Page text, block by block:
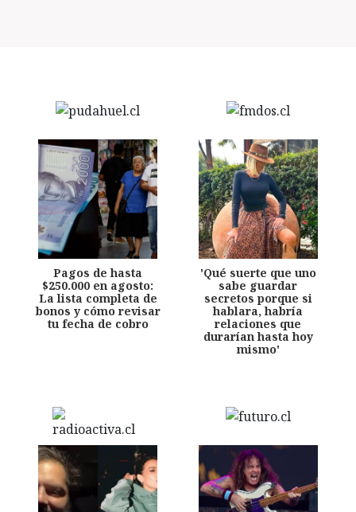
Pagos de hasta
$250.000 en agosto:
La lista completa de
bonos y cómo revisar
tu fecha de cobro
'Qué suerte que uno
sabe guardar
secretos porque si
hablara, habría
relaciones que
durarían hasta hoy
mismo'